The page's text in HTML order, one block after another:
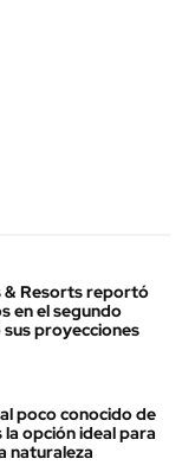
& Resorts reportó
en el segundo
proyecciones
poco conocido de
opción ideal para
naturaleza